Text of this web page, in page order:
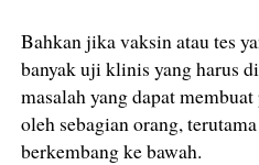
Bahkan jika vaksin atau tes
banyak uji klinis yang harus
masalah yang dapat
oleh sebagian orang,
berkembang ke bawah.